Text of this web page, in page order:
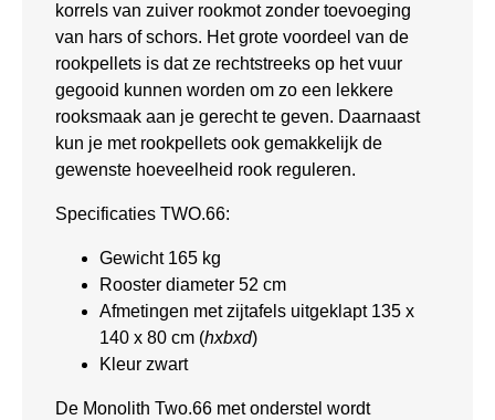
korrels van zuiver rookmot zonder toevoeging
van hars of schors. Het grote voordeel van de
rookpellets is dat ze rechtstreeks op het vuur
gegooid kunnen worden om zo een lekkere
rooksmaak aan je gerecht te geven. Daarnaast
kun je met rookpellets ook gemakkelijk de
gewenste hoeveelheid rook reguleren.
Specificaties TWO.66:
Gewicht 165 kg
Rooster diameter 52 cm
Afmetingen met zijtafels uitgeklapt 135 x
140 x 80 cm (hxbxd)
Kleur zwart
De Monolith Two.66 met onderstel wordt